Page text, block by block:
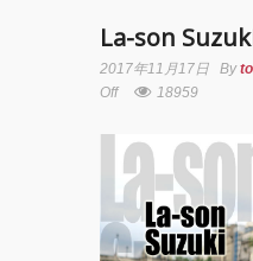
La-son
2017年11月17日 By
Off
18959